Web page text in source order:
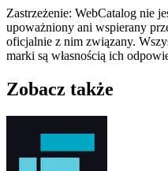
Zastrzeżenie: WebCatalog nie
upoważniony ani wspierany
oficjalnie z nim związany.
marki są własnością ich
Zobacz także